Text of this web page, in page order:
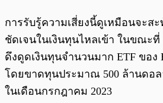
การรับรู้ความเสี่ยงนี้ดูเหมือนจะส
ชัดเจนในเงินทุนไหลเข้า ในขณะที่
ดึงดูดเงินทุนจำนวนมาก ETF ของ
โดยขาดทุนประมาณ 500 ล้านดอ
ในเดือนกรกฎาคม 2023